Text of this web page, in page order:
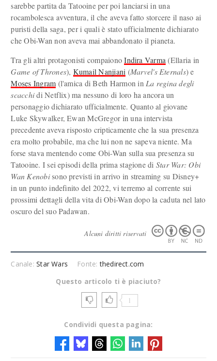
sarebbe partita da Tatooine per poi lanciarsi in una
rocambolesca avventura, il che aveva fatto storcere il naso ai
puristi della saga, per i quali è stato ufficialmente dichiarato
che Obi-Wan non aveva mai abbandonato il pianeta.
Tra gli altri protagonisti compaionoIndira Varma (Ellaria in
Game of Thrones), Kumail Nanjiani (Marvel's Eternals) e
Moses Ingram (l'amica di Beth Harmon in La regina degli
scacchidi Netflix) ma nessuno di loro ha ancora un
personaggio dichiarato ufficialmente. Quanto al giovane
Luke Skywalker, Ewan McGregor in una intervista
precedente aveva risposto cripticamente che la sua presenza
era molto probabile, ma che lui non ne sapeva niente. Ma
forse stava mentendo come Obi-Wan sulla sua presenza su
Tatooine. I sei episodi della prima stagione di Star War: Obi
Wan Kenobisono previsti in arrivo in streaming su Disney+
in un punto indefinito del 2022, vi terremo al corrente sui
prossimi dettagli della vita di Obi-Wan dopo la caduta nel lato
oscuro del suo Padawan.
Alcuni diritti riservati
Canale:Star Wars Fonte:thedirect.com
Questo articolo ti è piaciuto?
1
Condividi questa pagina: